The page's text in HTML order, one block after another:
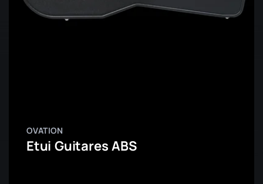
OVATION
Etui Guitares ABS